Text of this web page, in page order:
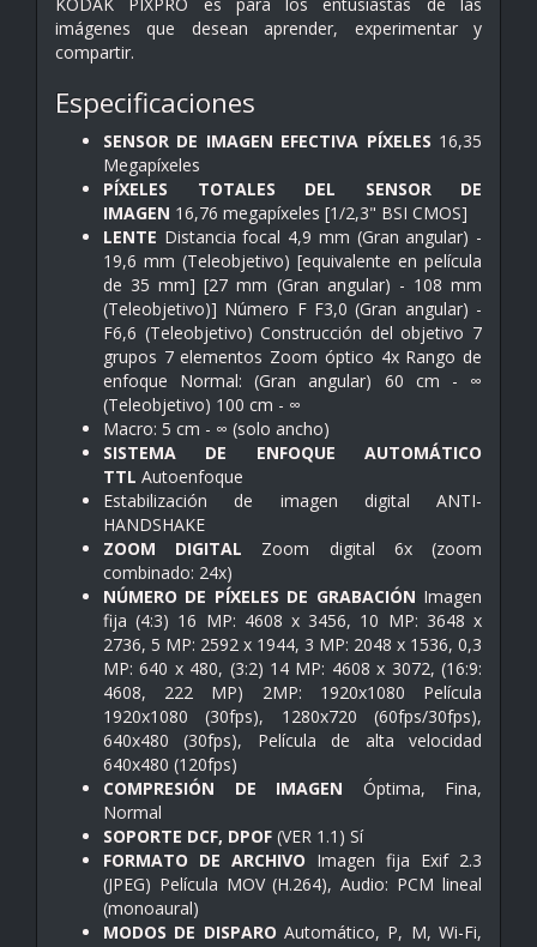
imágenes que desean aprender, experimentar y
compartir.
Especificaciones
SENSOR DE IMAGEN EFECTIVA PÍXELES 16,35
Megapíxeles
PÍXELES TOTALES DEL SENSOR DE
IMAGEN 16,76 megapíxeles [1/2,3" BSI CMOS]
LENTE Distancia focal 4,9 mm (Gran angular) -
19,6 mm (Teleobjetivo) [equivalente en película
de 35 mm] [27 mm (Gran angular) - 108 mm
(Teleobjetivo)] Número F F3,0 (Gran angular) -
F6,6 (Teleobjetivo) Construcción del objetivo 7
grupos 7 elementos Zoom óptico 4x Rango de
enfoque Normal: (Gran angular) 60 cm - ∞
(Teleobjetivo) 100 cm - ∞
Macro: 5 cm - ∞ (solo ancho)
SISTEMA DE ENFOQUE AUTOMÁTICO
TTL Autoenfoque
Estabilización de imagen digital ANTI-
HANDSHAKE
ZOOM DIGITAL Zoom digital 6x (zoom
combinado: 24x)
NÚMERO DE PÍXELES DE GRABACIÓN Imagen
fija (4:3) 16 MP: 4608 x 3456, 10 MP: 3648 x
2736, 5 MP: 2592 x 1944, 3 MP: 2048 x 1536, 0,3
MP: 640 x 480, (3:2) 14 MP: 4608 x 3072, (16:9:
4608, 222 MP) 2MP: 1920x1080 Película
1920x1080 (30fps), 1280x720 (60fps/30fps),
640x480 (30fps), Película de alta velocidad
640x480 (120fps)
COMPRESIÓN DE IMAGEN Óptima, Fina,
Normal
SOPORTE DCF, DPOF (VER 1.1) Sí
FORMATO DE ARCHIVO Imagen fija Exif 2.3
(JPEG) Película MOV (H.264), Audio: PCM lineal
(monoaural)
MODOS DE DISPARO Automático, P, M, Wi-Fi,